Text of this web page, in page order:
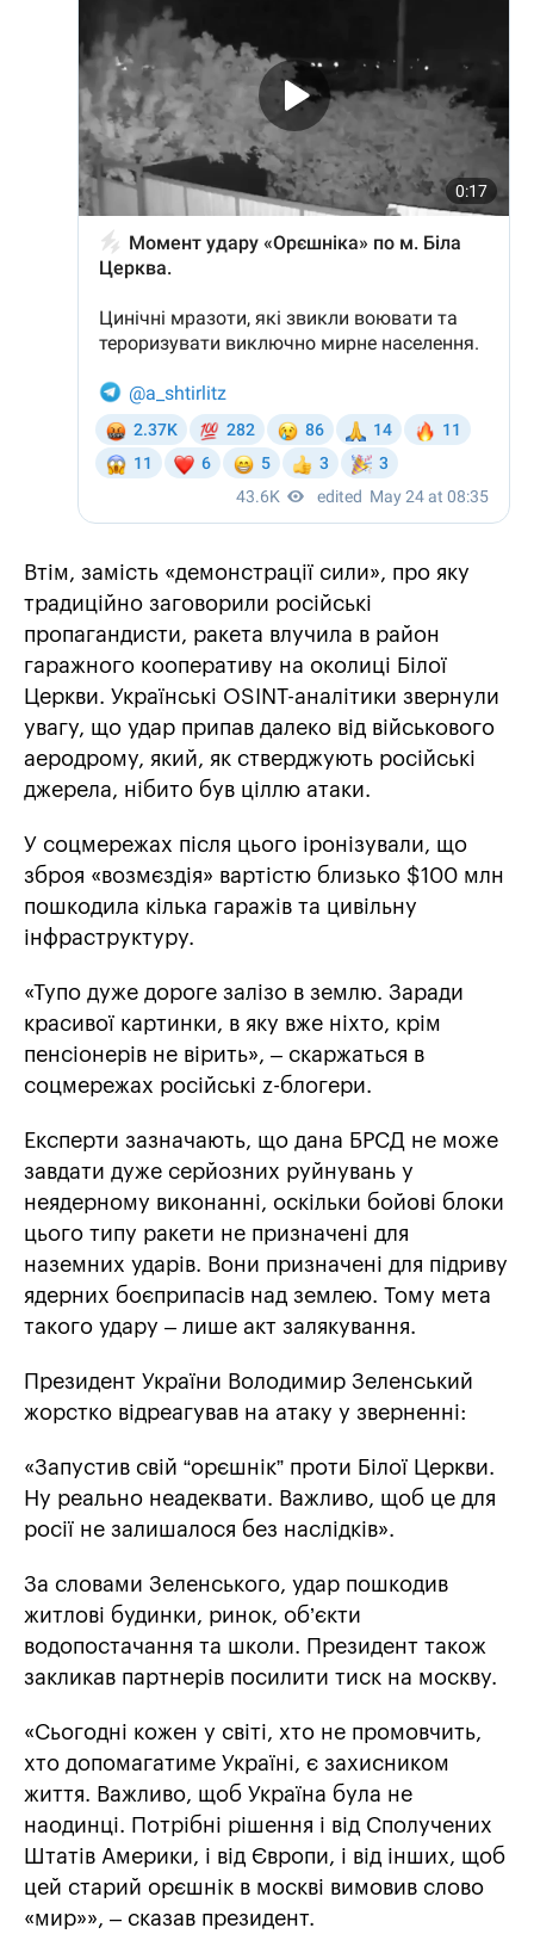
Втім, замість «демонстрації сили», про яку
традиційно заговорили російські
пропагандисти, ракета влучила в район
гаражного кооперативу на околиці Білої
Церкви. Українські OSINT-аналітики звернули
увагу, що удар припав далеко від військового
аеродрому, який, як стверджують російські
джерела, нібито був ціллю атаки.
У соцмережах після цього іронізували, що
зброя «возмєздія» вартістю близько $100 млн
пошкодила кілька гаражів та цивільну
інфраструктуру.
«Тупо дуже дороге залізо в землю. Заради
красивої картинки, в яку вже ніхто, крім
пенсіонерів не вірить», – скаржаться в
соцмережах російські z-блогери.
Експерти зазначають, що дана БРСД не може
завдати дуже серйозних руйнувань у
неядерному виконанні, оскільки бойові блоки
цього типу ракети не призначені для
наземних ударів. Вони призначені для підриву
ядерних боєприпасів над землею. Тому мета
такого удару – лише акт залякування.
Президент України Володимир Зеленський
жорстко відреагував на атаку у зверненні:
«Запустив свій “орєшнік” проти Білої Церкви.
Ну реально неадеквати. Важливо, щоб це для
росії не залишалося без наслідків».
За словами Зеленського, удар пошкодив
житлові будинки, ринок, об’єкти
водопостачання та школи. Президент також
закликав партнерів посилити тиск на москву.
«Сьогодні кожен у світі, хто не промовчить,
хто допомагатиме Україні, є захисником
життя. Важливо, щоб Україна була не
наодинці. Потрібні рішення і від Сполучених
Штатів Америки, і від Європи, і від інших, щоб
цей старий орєшнік в москві вимовив слово
«мир»», – сказав президент.